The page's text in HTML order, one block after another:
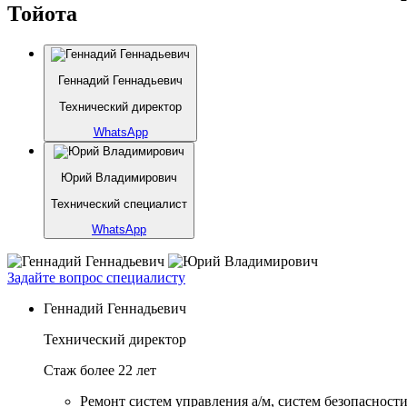
Тойота
Геннадий Геннадьевич
Технический директор
WhatsApp
Юрий Владимирович
Технический специалист
WhatsApp
Задайте вопрос специалисту
Геннадий Геннадьевич
Технический директор
Стаж более 22 лет
Ремонт систем управления а/м, систем